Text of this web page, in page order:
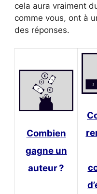
cela aura vraiment
comme vous, ont à
des réponses.
Combien
gagne un
auteur ?